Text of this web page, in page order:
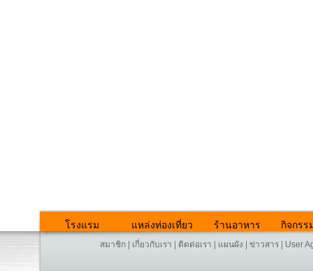
โรงแรม แหล่งท่องเที่ยว ร้านอาหาร กิจกรร
สมาชิก | เกี่ยวกับเรา | ติดต่อเรา | แผนผัง | ข่าวสาร | User